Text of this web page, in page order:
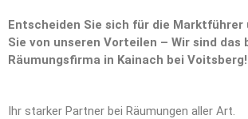
Entscheiden Sie sich für die
Sie von unseren Vorteilen – Wir sind das
Räumungsfirma in Kainach bei Voitsberg!
Ihr starker Partner bei Räumungen aller Art.